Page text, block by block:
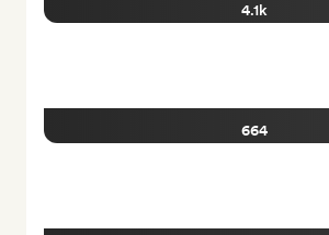
4.1k
664